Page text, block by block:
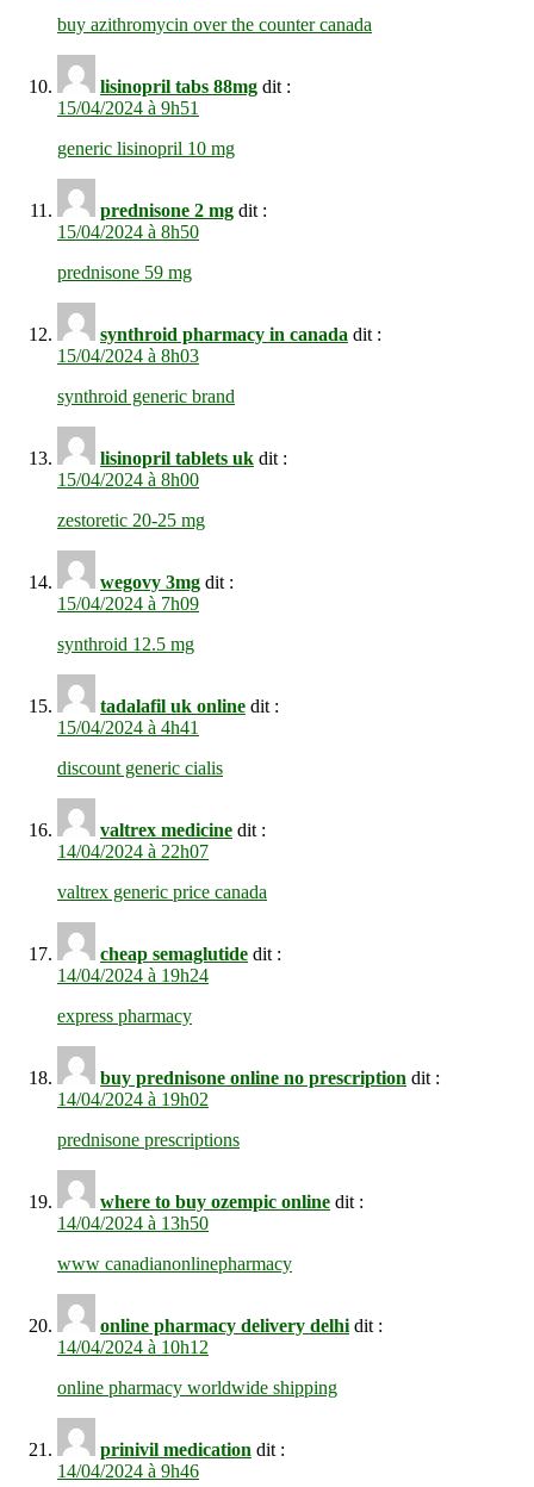
buy azithromycin over the counter canada
lisinopril tabs 88mg dit :
15/04/2024 à 9h51
generic lisinopril 10 mg
prednisone 2 mg dit :
15/04/2024 à 8h50
prednisone 59 mg
synthroid pharmacy in canada dit :
15/04/2024 à 8h03
synthroid generic brand
lisinopril tablets uk dit :
15/04/2024 à 8h00
zestoretic 20-25 mg
wegovy 3mg dit :
15/04/2024 à 7h09
synthroid 12.5 mg
tadalafil uk online dit :
15/04/2024 à 4h41
discount generic cialis
valtrex medicine dit :
14/04/2024 à 22h07
valtrex generic price canada
cheap semaglutide dit :
14/04/2024 à 19h24
express pharmacy
buy prednisone online no prescription dit :
14/04/2024 à 19h02
prednisone prescriptions
where to buy ozempic online dit :
14/04/2024 à 13h50
www canadianonlinepharmacy
online pharmacy delivery delhi dit :
14/04/2024 à 10h12
online pharmacy worldwide shipping
prinivil medication dit :
14/04/2024 à 9h46